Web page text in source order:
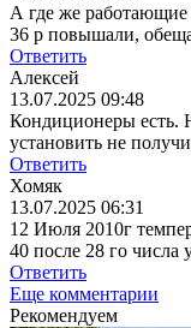
А где же работающие
36 р повышали,
Ответить
Алексей
13.07.2025 09:48
Кондиционеры есть.
установить не
Ответить
Хомяк
13.07.2025 06:31
12 Июля 2010г
40 после 28 го числа
Ответить
Еще комментарии
Рекомендуем